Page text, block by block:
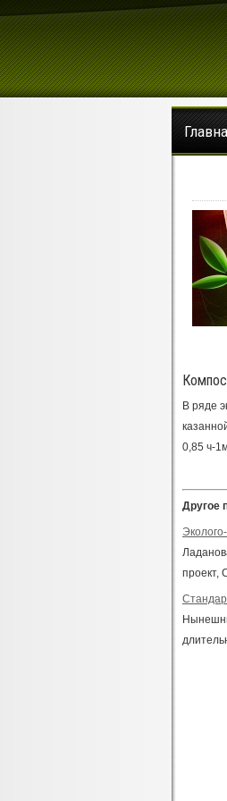
В ряде
0,85 ч-
Другое
проект,